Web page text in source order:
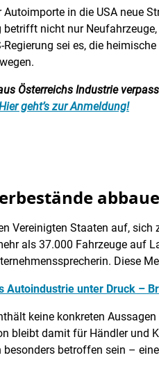
in die USA neue
betrifft nicht nur
Regierung sei es, die
Österreichs Industrie
geht’s zur Anmeldung!
Vereinigten Staaten auf,
als 37.000 Fahrzeuge
Diese
Autoindustrie unter Druck –
keine konkreten
bleibt damit für Händler und
betroffen sein –